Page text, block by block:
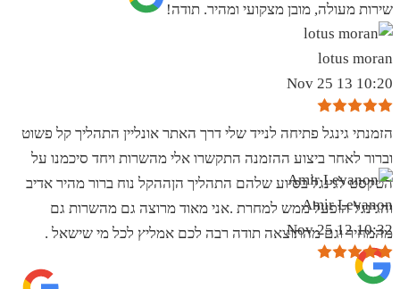
שירות מעולה, מובן מצקועי ומהיר. תודה!
lotus moran
10:20 13 Nov 25
הזמנתי גינגל פתיחה לנייד שלי דרך האתר אונליין התהליך קל פשוט
וברור לאחר ביצוע ההזמנה התקשרו אלי מהשרות ויחד סיכמנו על
הטקסט לגינגל בסיוע שלהם התהליך הןההקל נוח ברור מהיר אדיב
והגינגל הופעל ממש למחרת .אני מאוד מרוצה גם מהשרות גם
מהמחיר וגם מהתוצאה תודה רבה לכם אמליץ לכל מי שישאל .
Amir Levanon
10:32 12 Nov 25